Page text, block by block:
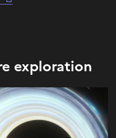
exploration